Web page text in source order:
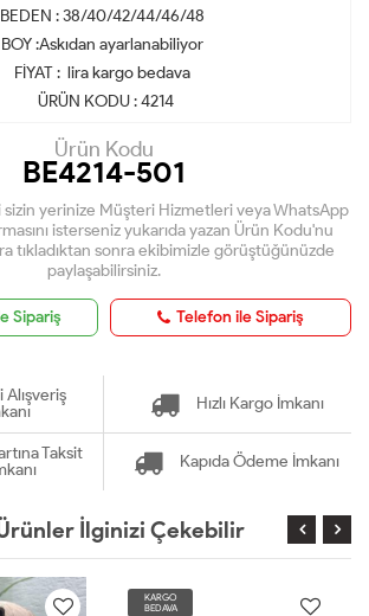
BEDEN : 38/40/42/44/46/48
BOY :Askıdan ayarlanabiliyor
FİYAT : lira kargo bedava
ÜRÜN KODU : 4214
Ürün Kodu
BE4214-501
sizin yerinize Müşteri Hizmetleri veya WhatsApp
isterseniz yukarıda yazan Ürün Kodu'nu
tıkladıktan sonra ekibimizle görüştüğünüzde
paylaşabilirsiniz.
Sipariş Telefon ile Sipariş
Hızlı Kargo İmkanı
Taksit
Kapıda Ödeme İmkanı
İlginizi Çekebilir
KARGO
BEDAVA